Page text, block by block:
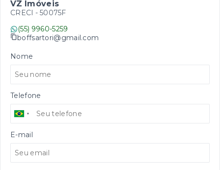
VZ Imóveis
CRECI - 50075F
(55) 9960-5259
boffsartori@gmail.com
Nome
Telefone
E-mail